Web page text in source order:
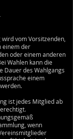
vom Vorsitzenden,
einem der
oder einem anderen
Wahlen kann die
Dauer des Wahlgangs
einem
ist jedes Mitglied ab
wenn